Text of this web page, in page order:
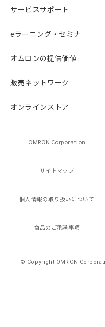
サービスサポート
eラーニング・セミナ
オムロンの提供価値
販売ネットワーク
オンラインストア
OMRON Corporation
サイトマップ
個人情報の取り扱いについて
商品のご承諾事項
© Copyright OMRON
あります。
登録された部
品・サービス
をご了承くだ
※当社の共同
用者の範囲」
指します。